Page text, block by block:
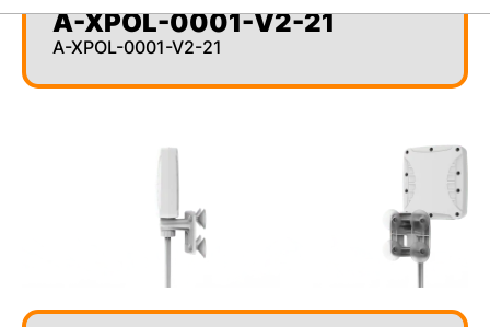
A-XPOL-0001-V2-21
A-XPOL-0001-V2-21